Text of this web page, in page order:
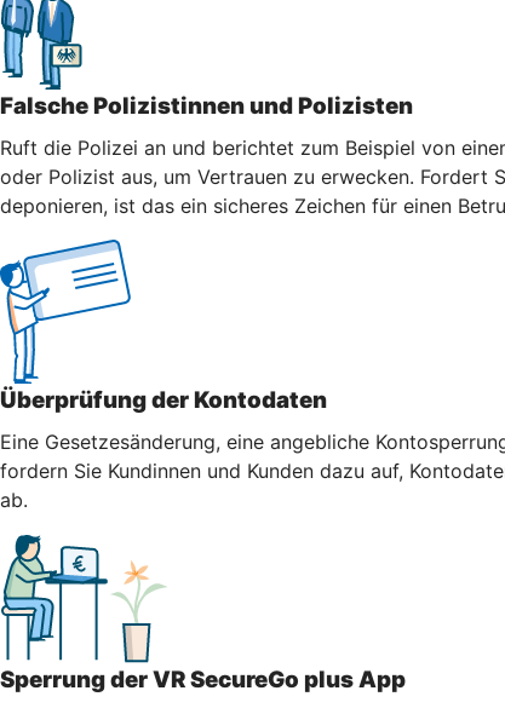
Falsche Polizistinnen und Polizisten
Ruft die Polizei an und berichtet zum Beispiel von
oder Polizist aus, um Vertrauen zu erwecken. Fordert
deponieren, ist das ein sicheres Zeichen für einen
Überprüfung der Kontodaten
Eine Gesetzesänderung, eine angebliche
fordern Sie Kundinnen und Kunden dazu auf,
ab.
Sperrung der VR SecureGo plus App